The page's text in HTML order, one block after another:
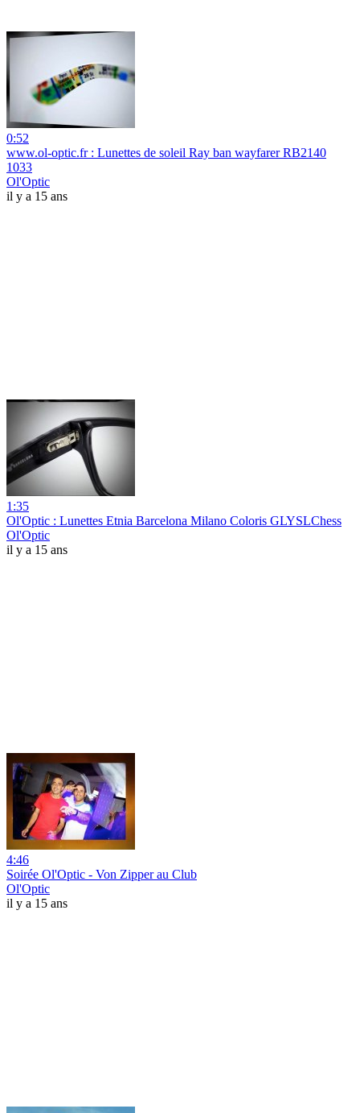
0:52
www.ol-optic.fr : Lunettes de soleil Ray ban wayfarer RB2140
1033
Ol'Optic
il y a 15 ans
1:35
Ol'Optic : Lunettes Etnia Barcelona Milano Coloris GLYSLChess
Ol'Optic
il y a 15 ans
4:46
Soirée Ol'Optic - Von Zipper au Club
Ol'Optic
il y a 15 ans